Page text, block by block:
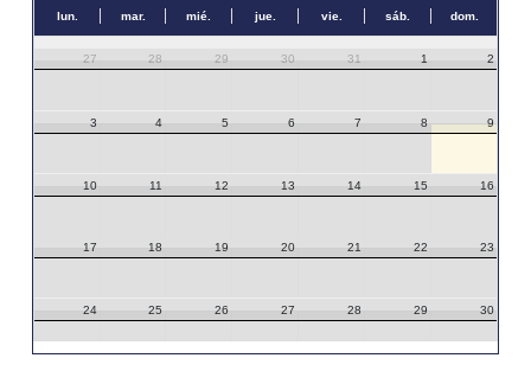
lun. mar. mié. jue. vie. sáb. dom.
27 28 29 30 31 1 2
3 4 5 6 7 8 9
10 11 12 13 14 15 16
17 18 19 20 21 22 23
24 25 26 27 28 29 30